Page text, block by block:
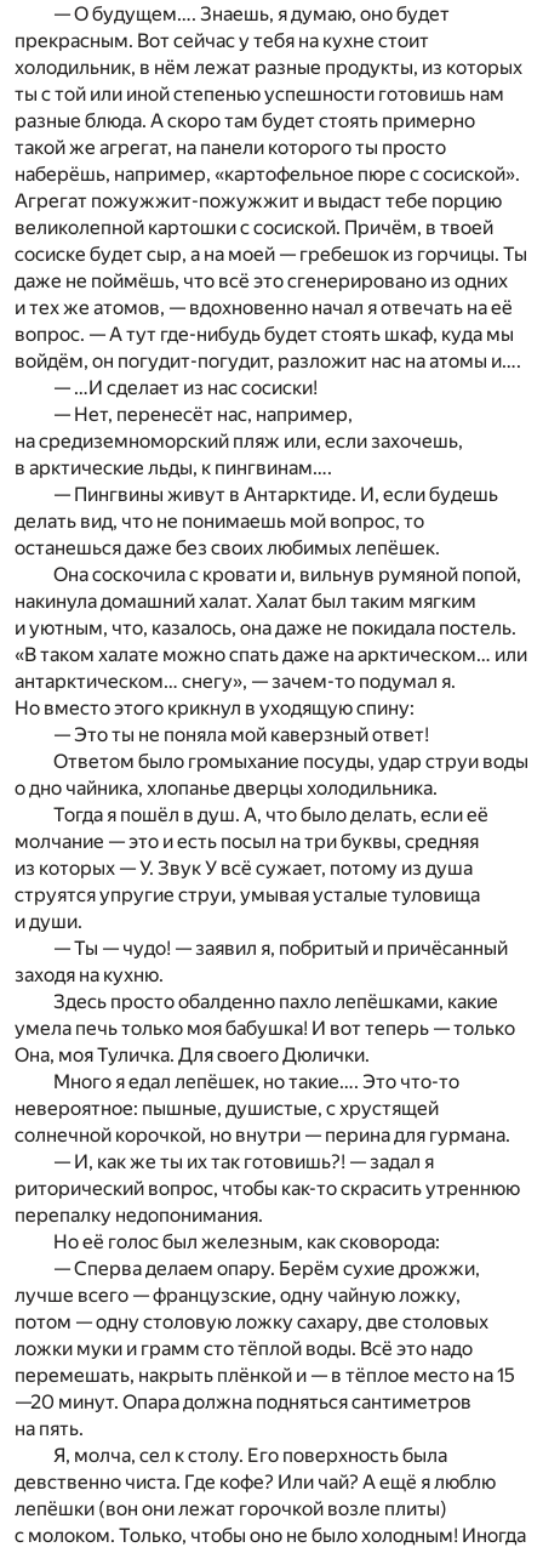
— О будущем…. Знаешь, я думаю, оно будет
прекрасным. Вот сейчас у тебя на кухне стоит
холодильник, в нём лежат разные продукты, из которых
ты с той или иной степенью успешности готовишь нам
разные блюда. А скоро там будет стоять примерно
такой же агрегат, на панели которого ты просто
наберёшь, например, «картофельное пюре с сосиской».
Агрегат пожужжит-пожужжит и выдаст тебе порцию
великолепной картошки с сосиской. Причём, в твоей
сосиске будет сыр, а на моей — гребешок из горчицы. Ты
даже не поймёшь, что всё это сгенерировано из одних
и тех же атомов, — вдохновенно начал я отвечать на её
вопрос. — А тут где-нибудь будет стоять шкаф, куда мы
войдём, он погудит-погудит, разложит нас на атомы и….
— …И сделает из нас сосиски!
— Нет, перенесёт нас, например,
на средиземноморский пляж или, если захочешь,
в арктические льды, к пингвинам….
— Пингвины живут в Антарктиде. И, если будешь
делать вид, что не понимаешь мой вопрос, то
останешься даже без своих любимых лепёшек.
Она соскочила с кровати и, вильнув румяной попой,
накинула домашний халат. Халат был таким мягким
и уютным, что, казалось, она даже не покидала постель.
«В таком халате можно спать даже на арктическом… или
антарктическом… снегу», — зачем-то подумал я.
Но вместо этого крикнул в уходящую спину:
— Это ты не поняла мой каверзный ответ!
Ответом было громыхание посуды, удар струи воды
о дно чайника, хлопанье дверцы холодильника.
Тогда я пошёл в душ. А, что было делать, если её
молчание — это и есть посыл на три буквы, средняя
из которых — У. Звук У всё сужает, потому из душа
струятся упругие струи, умывая усталые туловища
и души.
— Ты — чудо! — заявил я, побритый и причёсанный
заходя на кухню.
Здесь просто обалденно пахло лепёшками, какие
умела печь только моя бабушка! И вот теперь — только
Она, моя Туличка. Для своего Дюлички.
Много я едал лепёшек, но такие…. Это что-то
невероятное: пышные, душистые, с хрустящей
солнечной корочкой, но внутри — перина для гурмана.
— И, как же ты их так готовишь?! — задал я
риторический вопрос, чтобы как-то скрасить утреннюю
перепалку недопонимания.
Но её голос был железным, как сковорода:
— Сперва делаем опару. Берём сухие дрожжи,
лучше всего — французские, одну чайную ложку,
потом — одну столовую ложку сахару, две столовых
ложки муки и грамм сто тёплой воды. Всё это надо
перемешать, накрыть плёнкой и — в тёплое место на 15
—20 минут. Опара должна подняться сантиметров
на пять.
Я, молча, сел к столу. Его поверхность была
девственно чиста. Где кофе? Или чай? А ещё я люблю
лепёшки (вон они лежат горочкой возле плиты)
с молоком. Только, чтобы оно не было холодным! Иногда